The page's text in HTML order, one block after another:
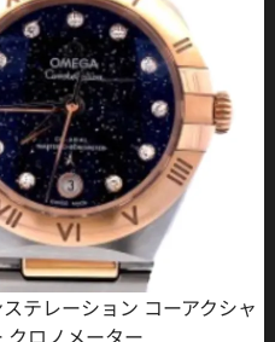
テレーション コーアクシャ
クロノメーター